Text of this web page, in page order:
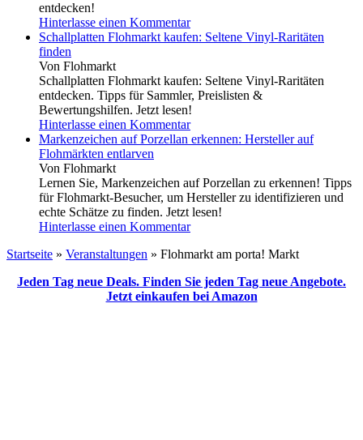
entdecken!
Hinterlasse einen Kommentar
Schallplatten Flohmarkt kaufen: Seltene Vinyl-Raritäten
finden
Von Flohmarkt
Schallplatten Flohmarkt kaufen: Seltene Vinyl-Raritäten
entdecken. Tipps für Sammler, Preislisten &
Bewertungshilfen. Jetzt lesen!
Hinterlasse einen Kommentar
Markenzeichen auf Porzellan erkennen: Hersteller auf
Flohmärkten entlarven
Von Flohmarkt
Lernen Sie, Markenzeichen auf Porzellan zu erkennen! Tipps
für Flohmarkt-Besucher, um Hersteller zu identifizieren und
echte Schätze zu finden. Jetzt lesen!
Hinterlasse einen Kommentar
Startseite » Veranstaltungen » Flohmarkt am porta! Markt
Jeden Tag neue Deals. Finden Sie jeden Tag neue Angebote.
Jetzt einkaufen bei Amazon